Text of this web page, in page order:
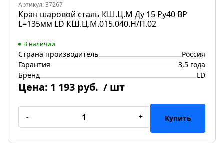
Артикул: 37267
Кран шаровой сталь КШ.Ц.М Ду 15 Ру40 ВР
L=135мм LD КШ.Ц.М.015.040.Н/П.02
В наличии
Страна производитель
Россия
Гарантия
3,5 года
Бренд
LD
Цена: 1 193 руб. / шт
- + Купить